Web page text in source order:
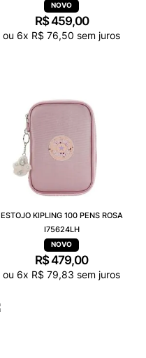
R$459,00
ou 6x R$ 76,50 sem juros
ESTOJO KIPLING 100 PENS ROSA
I75624LH
R$479,00
ou 6x R$ 79,83 sem juros